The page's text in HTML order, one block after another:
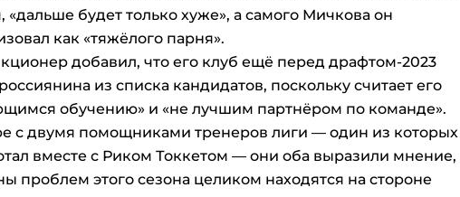
«дальше будет только хуже», а самого Мичкова он
как «тяжёлого парня».
добавил, что его клуб ещё перед драфтом-2023
из списка кандидатов, поскольку считает его
обучению» и «не лучшим партнёром по команде».
с двумя помощниками тренеров лиги — один из которых
вместе с Риком Токкетом — они оба выразили мнение,
проблем этого сезона целиком находятся на стороне